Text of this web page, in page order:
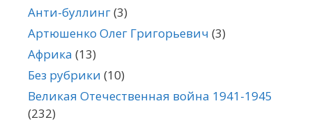
Анти-буллинг(3)
Артюшенко Олег Григорьевич (3)
Африка (13)
Без рубрики (10)
Великая Отечественная война 1941-1945
(232)